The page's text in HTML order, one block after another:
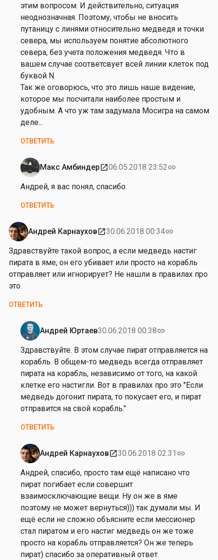
от
М
а
к
с
А
м
б
и
н
д
р
этим вопросом. И действительно, ситуация
неоднозначная. Поэтому, чтобы не вносить
путаницу с линями относительно медведя и точки
севера, мы используем понятие абсолютного
севера, без учета положения медведя. Что в
вашем случае соответсвует всей линии клеток под
буквой N.
Так же оговорюсь, что это лишь наше видение,
которое мы посчитали наиболее простым и
удобным. А что уж там задумала Мосигра на самом
деле...
ОТВЕТИТЬ
Макс Амбиндер open_in_new06.05.2018 23:52link
Ответ
на
М
а
к
с
А
м
б
и
н
е
р
Андрей, я вас понял, спасибо.
ОТВЕТИТЬ
Андрей Карнаухов open_in_new30.06.2018 00:34link
Здравствуйте такой вопрос, а если медведь настиг
пирата в яме, он его убивает или просто на корабль
отправляет или игнорирует? Не нашли в правилах про
это.
ОТВЕТИТЬ
Андрей Юртаев30.06.2018 00:38link
Ответ
на
от
А
н
д
р
й
а
р
н
а
у
х
о
в
Здравствуйте. В этом случае пират отправляется на
корабль. В общем-то медведь всегда отправляет
пирата на корабль, независимо от того, на какой
клетке его настигли. Вот в правилах про это "Если
медведь догонит пирата, то покусает его, и пират
отправится на свой корабль."
ОТВЕТИТЬ
Андрей Карнаухов open_in_new30.06.2018 02:31 link
Ответ
на
от
А
н
д
р
е
й
Андрей, спасибо, просто там ещё написано что
пират погибает если совершит
взаимосключающие вещи. Ну он же в яме
поэтому не может вернуться))) так думали мы. И
ещё если не сложно объясните если мессионер
стал пиратом и его настиг медведь он же тоже
просто на корабль отправляется? Он же теперь
пират) спасибо за оперативный ответ.